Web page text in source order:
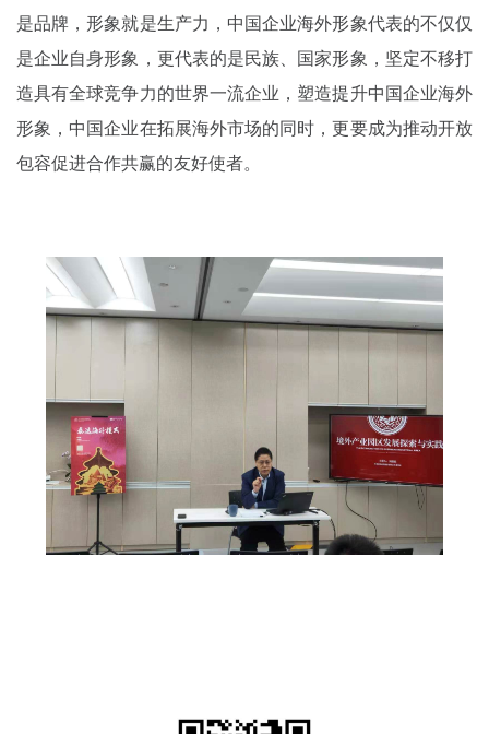
是品牌，形象就是生产力，中国企业海外形象代表的不仅仅
是企业自身形象，更代表的是民族、国家形象，坚定不移打
造具有全球竞争力的世界一流企业，塑造提升中国企业海外
形象，中国企业在拓展海外市场的同时，更要成为推动开放
包容促进合作共赢的友好使者。